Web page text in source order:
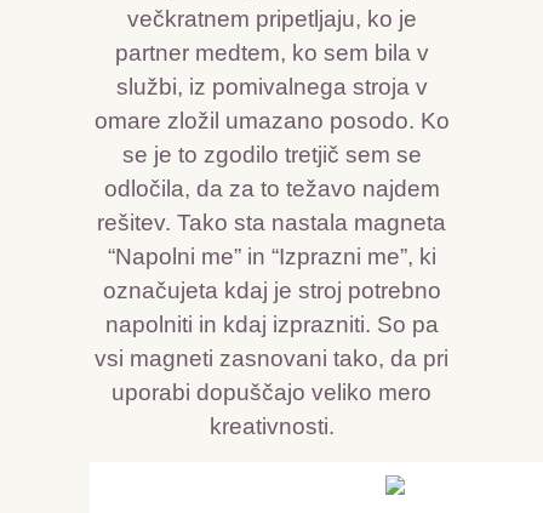
večkratnem pripetljaju, ko je
partner medtem, ko sem bila v
službi, iz pomivalnega stroja v
omare zložil umazano posodo. Ko
se je to zgodilo tretjič sem se
odločila, da za to težavo najdem
rešitev. Tako sta nastala magneta
“Napolni me” in “Izprazni me”, ki
označujeta kdaj je stroj potrebno
napolniti in kdaj izprazniti. So pa
vsi magneti zasnovani tako, da pri
uporabi dopuščajo veliko mero
kreativnosti.